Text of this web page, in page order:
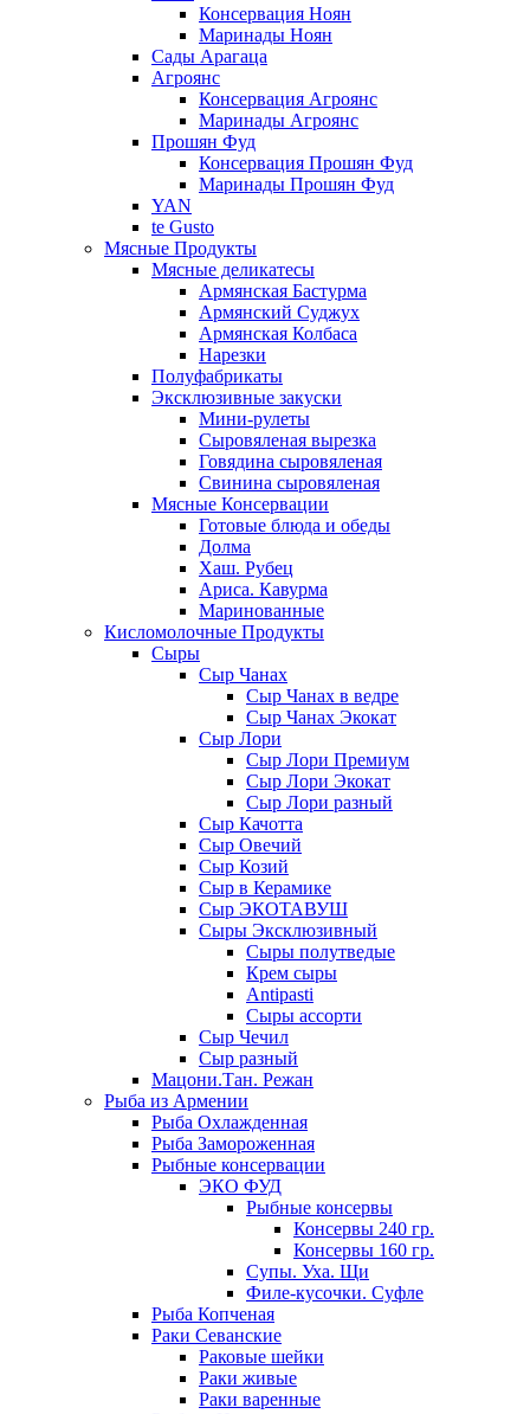
Консервация Ноян
Маринады Ноян
Сады Арагаца
Агроянс
Консервация Агроянс
Маринады Агроянс
Прошян Фуд
Консервация Прошян Фуд
Маринады Прошян Фуд
YAN
te Gusto
Мясные Продукты
Мясные деликатесы
Армянская Бастурма
Армянский Суджух
Армянская Колбаса
Нарезки
Полуфабрикаты
Эксклюзивные закуски
Мини-рулеты
Сыровяленая вырезка
Говядина сыровяленая
Свинина сыровяленая
Мясные Консервации
Готовые блюда и обеды
Долма
Хаш. Рубец
Ариса. Кавурма
Маринованные
Кисломолочные Продукты
Сыры
Сыр Чанах
Сыр Чанах в ведре
Сыр Чанах Экокат
Сыр Лори
Сыр Лори Премиум
Сыр Лори Экокат
Сыр Лори разный
Сыр Качотта
Сыр Овечий
Сыр Козий
Сыр в Керамике
Сыр ЭКОТАВУШ
Сыры Эксклюзивный
Сыры полутведые
Крем сыры
Antipasti
Сыры ассорти
Сыр Чечил
Сыр разный
Мацони.Тан. Режан
Рыба из Армении
Рыба Охлажденная
Рыба Замороженная
Рыбные консервации
ЭКО ФУД
Рыбные консервы
Консервы 240 гр.
Консервы 160 гр.
Супы. Уха. Щи
Филе-кусочки. Суфле
Рыба Копченая
Раки Севанские
Раковые шейки
Раки живые
Раки варенные